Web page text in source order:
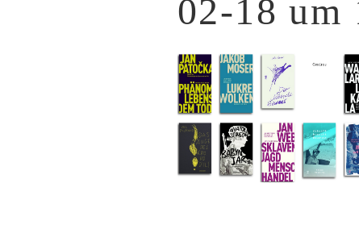
02-18 um